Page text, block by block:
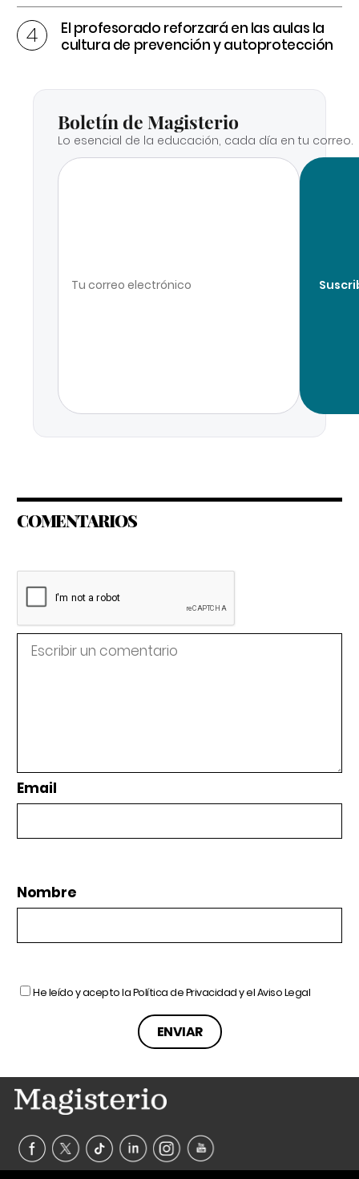
El profesorado reforzará en las aulas la
cultura de prevención y autoprotección
Boletín de Magisterio
Lo esencial de la educación, cada día en tu correo.
COMENTARIOS
Email
Nombre
He leído y acepto laPolítica de Privacidady elAviso Legal